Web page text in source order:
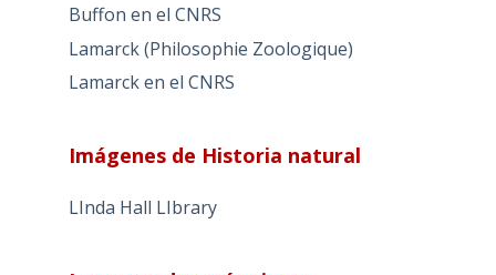
Buffon en el CNRS
Lamarck (Philosophie Zoologique)
Lamarck en el CNRS
Imágenes de Historia natural
LInda Hall LIbrary